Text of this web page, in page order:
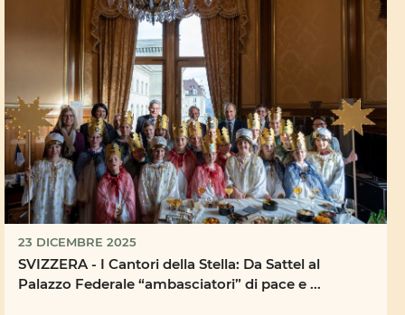
23 DICEMBRE 2025
SVIZZERA - I Cantori della Stella: Da Sattel al
Palazzo Federale “ambasciatori” di pace e ...